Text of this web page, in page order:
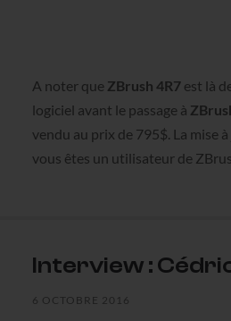
A noter que ZBrush 4R7est là
logiciel avant le passage à
vendu au prix de 795$. La mise
vous êtes un utilisateur de
Interview :
6 OCTOBRE 2016